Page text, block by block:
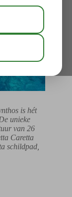
is hét
unieke
van 26
Caretta
schildpad,